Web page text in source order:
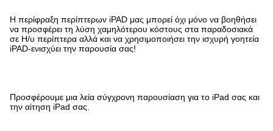
Η περίφραξη περίπτερων iPAD μας μπορεί όχι μόνο να βοηθήσει
να προσφέρει τη λύση χαμηλότερου κόστους στα παραδοσιακά
σε Η/υ περίπτερα αλλά και να χρησιμοποιήσει την ισχυρή γοητεία
iPAD-ενισχύει την παρουσία σας!
Προσφέρουμε μια λεία σύγχρονη παρουσίαση για το iPad σας και
την αίτηση iPad σας.